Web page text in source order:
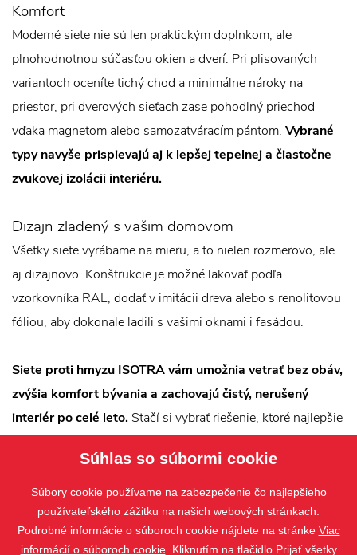
Komfort
Moderné siete nie sú len praktickým doplnkom, ale
plnohodnotnou súčasťou okien a dverí. Pri plisovaných
variantoch oceníte tichý chod a minimálne nároky na
priestor, pri dverových sieťach zase pohodlný priechod
vďaka magnetom alebo samozatváracím pántom. Vybrané
typy navyše prispievajú aj k lepšej tepelnej a čiastočne
zvukovej izolácii interiéru.
Dizajn zladený s vašim domovom
Všetky siete vyrábame na mieru, a to nielen rozmerovo, ale
aj dizajnovo. Konštrukcie je možné lakovať podľa
vzorkovníka RAL, dodať v imitácii dreva alebo s renolitovou
fóliou, aby dokonale ladili s vašimi oknami i fasádou.
Siete proti hmyzu ISOTRA vám umožnia vetrať bez obáv,
zvýšia komfort bývania a zachovajú čistý, nerušený
interiér po celé leto. Stačí si vybrať riešenie, ktoré najlepšie
Typy sietí proti hmyzu:okenné siete proti hmyzu,dverové
siete proti hmyzu,plisované siete proti hmyzu
Súhlas so súbormi cookie
Súbory cookie používame na zabezpečenie čo najlepšieho
používateľského zážitku na našich webových stránkach.
Podrobné informácie o súboroch cookie nájdete na stránke Viac
informácií o súboroch cookie. Kliknutím na tlačidlo Prijať všetky